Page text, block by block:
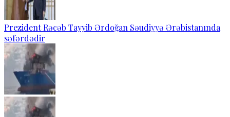
Prezident Rəcəb Tayyib Ərdoğan Səudiyyə Ərəbistanında
səfərdədir